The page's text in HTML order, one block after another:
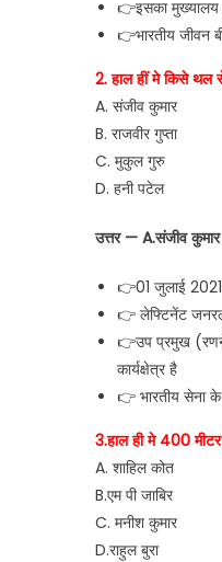
👉इसका मुख्यालय
👉भारतीय जीवन
2. हाल हीं मे किसे थल
A. संजीव कुमार
B. राजवीर गुप्ता
C. मुकुल गुरु
D. हनी पटेल
उत्तर — A.संजीव कुमार
👉01 जुलाई 2021
👉 लेफ्टिनेंट जनरल
👉उप प्रमुख
कार्यक्षेत्र है
👉 भारतीय सेना
3.हाल ही मे 400
A. शाहिल कोत
B.एम पी जाबिर
C. मनीश कुमार
D.राहुल बुरा